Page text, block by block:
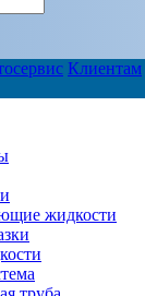
Клиентам
жидкости